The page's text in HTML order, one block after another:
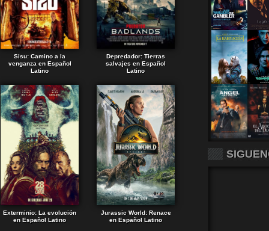
Sisu: Camino a la
venganza en Español
Latino
Depredador: Tierras
salvajes en Español
Latino
Exterminio: La evolución
en Español Latino
Jurassic World: Renace
en Español Latino